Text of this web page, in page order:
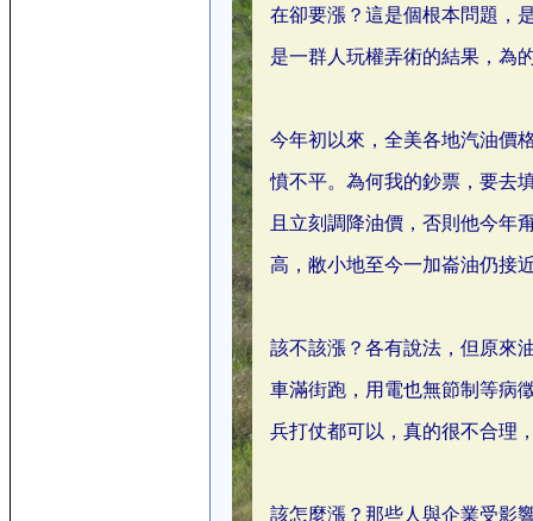
在卻要漲？這是個根本問題，
是一群人玩權弄術的結果，為
今年初以來，全美各地汽油價
憤不平。為何我的鈔票，要去
且立刻調降油價，否則他今年
高，敝小地至今一加崙油仍接
該不該漲？各有說法，但原來
車滿街跑，用電也無節制等病
兵打仗都可以，真的很不合理
該怎麼漲？那些人與企業受影